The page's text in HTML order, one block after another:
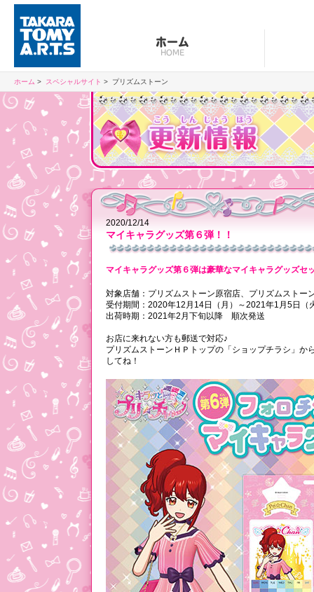
ホーム
HOME
ホーム スペシャルサイト プリズムストーン
2020/12/14
マイキャラグッズ第６弾！！
マイキャラグッズ第６弾は豪華なマイキャラグッズセ
対象店舗：プリズムストーン原宿店、プリズムストー
受付期間：2020年12月14日（月）～2021年1月5日（
出荷時期：2021年2月下旬以降 順次発送
お店に来れない方も郵送で対応♪
プリズムストーンＨＰトップの「ショップチラシ」
してね！